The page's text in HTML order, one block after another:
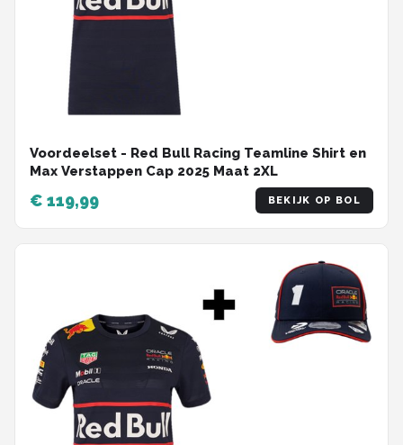
Voordeelset - Red Bull Racing Teamline Shirt en
Max Verstappen Cap 2025 Maat 2XL
€ 119,99 BEKIJK OP BOL